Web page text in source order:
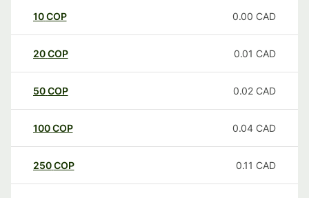
10COP 0.00 CAD
20COP 0.01 CAD
50COP 0.02 CAD
100COP 0.04 CAD
250COP 0.11 CAD